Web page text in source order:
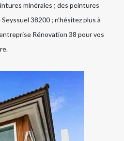
minérales ; des peintures
38200 ; n’hésitez plus à
Rénovation 38 pour vos